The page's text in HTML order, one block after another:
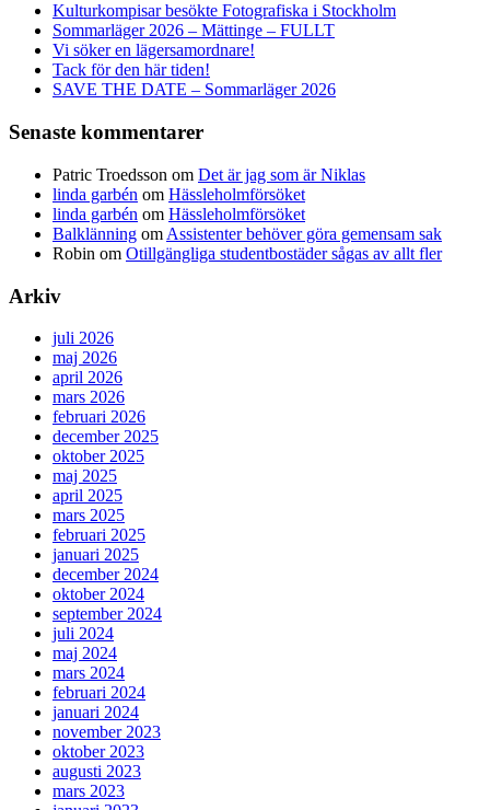
Kulturkompisar besökte Fotografiska i Stockholm
Sommarläger 2026 – Mättinge – FULLT
Vi söker en lägersamordnare!
Tack för den här tiden!
SAVE THE DATE – Sommarläger 2026
Senaste kommentarer
Patric Troedsson om Det är jag som är Niklas
linda garbén om Hässleholmförsöket
linda garbén om Hässleholmförsöket
Balklänning om Assistenter behöver göra gemensam sak
Robin om Otillgängliga studentbostäder sågas av allt fler
Arkiv
juli 2026
maj 2026
april 2026
mars 2026
februari 2026
december 2025
oktober 2025
maj 2025
april 2025
mars 2025
februari 2025
januari 2025
december 2024
oktober 2024
september 2024
juli 2024
maj 2024
mars 2024
februari 2024
januari 2024
november 2023
oktober 2023
augusti 2023
mars 2023